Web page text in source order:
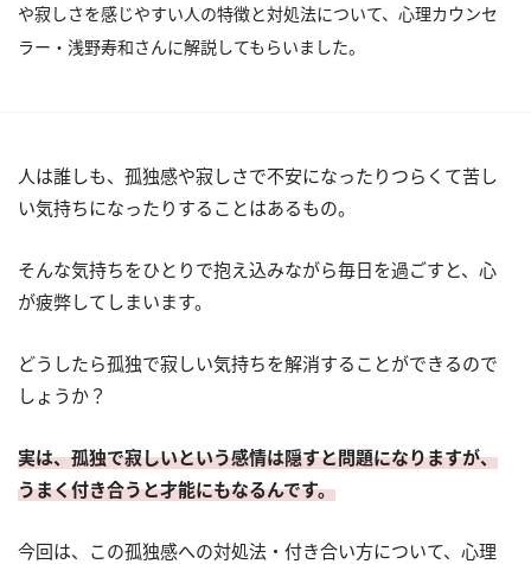
や寂しさを感じやすい人の特徴と対処法について、心理カウンセ
ラー・浅野寿和さんに解説してもらいました。
人は誰しも、孤独感や寂しさで不安になったりつらくて苦し
い気持ちになったりすることはあるもの。
そんな気持ちをひとりで抱え込みながら毎日を過ごすと、心
が疲弊してしまいます。
どうしたら孤独で寂しい気持ちを解消することができるので
しょうか？
実は、孤独で寂しいという感情は隠すと問題になりますが、
うまく付き合うと才能にもなるんです。
今回は、この孤独感への対処法・付き合い方について、心理